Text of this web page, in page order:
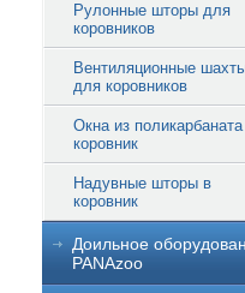
Рулонные шторы для
коровников
Вентиляционные
для коровников
Окна из
коровник
Надувные шторы в
коровник
Доильное
PANAzoo